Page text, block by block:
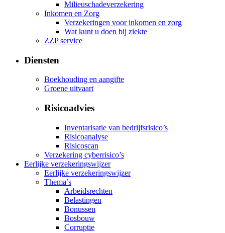
Milieuschadeverzekering
Inkomen en Zorg
Verzekeringen voor inkomen en zorg
Wat kunt u doen bij ziekte
ZZP service
Diensten
Boekhouding en aangifte
Groene uitvaart
Risicoadvies
Inventarisatie van bedrijfsrisico’s
Risicoanalyse
Risicoscan
Verzekering cyberrisico’s
Eerlijke verzekeringswijzer
Eerlijke verzekeringswijzer
Thema’s
Arbeidsrechten
Belastingen
Bonussen
Bosbouw
Corruptie